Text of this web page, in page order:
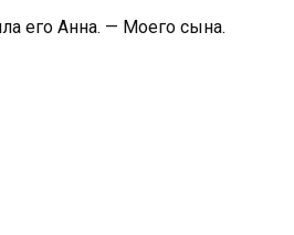
его Анна. — Моего сына.